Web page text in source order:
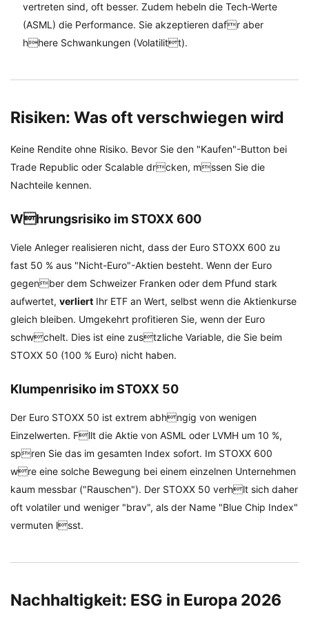
vertreten sind, oft besser. Zudem hebeln die Tech-Werte
(ASML) die Performance. Sie akzeptieren dafr aber
hhere Schwankungen (Volatilitt).
Risiken: Was oft verschwiegen wird
Keine Rendite ohne Risiko. Bevor Sie den "Kaufen"-Button bei
Trade Republic oder Scalable drcken, mssen Sie die
Nachteile kennen.
Whrungsrisiko im STOXX 600
Viele Anleger realisieren nicht, dass der Euro STOXX 600 zu
fast 50 % aus "Nicht-Euro"-Aktien besteht. Wenn der Euro
gegenber dem Schweizer Franken oder dem Pfund stark
aufwertet, verliert Ihr ETF an Wert, selbst wenn die Aktienkurse
gleich bleiben. Umgekehrt profitieren Sie, wenn der Euro
schwchelt. Dies ist eine zustzliche Variable, die Sie beim
STOXX 50 (100 % Euro) nicht haben.
Klumpenrisiko im STOXX 50
Der Euro STOXX 50 ist extrem abhngig von wenigen
Einzelwerten. Fllt die Aktie von ASML oder LVMH um 10 %,
spren Sie das im gesamten Index sofort. Im STOXX 600
wre eine solche Bewegung bei einem einzelnen Unternehmen
kaum messbar ("Rauschen"). Der STOXX 50 verhlt sich daher
oft volatiler und weniger "brav", als der Name "Blue Chip Index"
vermuten lsst.
Nachhaltigkeit: ESG in Europa 2026